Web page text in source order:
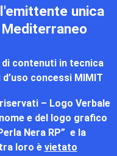
unica
contenuti in tecnica
concessi MIMIT
– Logo Verbale
e del logo grafico
Nera RP” e la
loro è vietato